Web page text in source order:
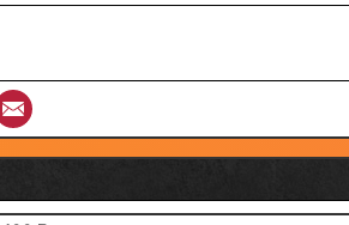
Fakir met fluit
Afvallen